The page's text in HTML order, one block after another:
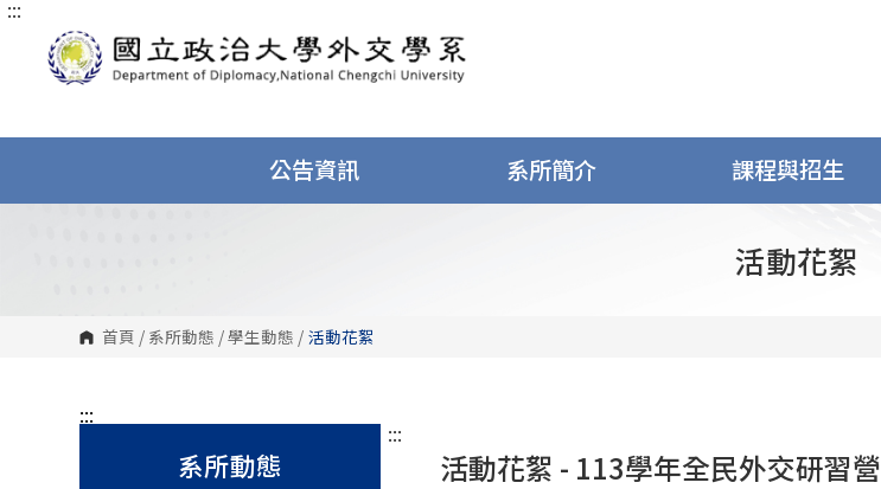
跳
塊
:::
公告資訊 系所簡介 課程與招生
活動花絮
首頁 / 系所動態 /學生動態 / 活動花絮
:::
系所動態
:::
活動花絮 - 113學年全民外交研習營